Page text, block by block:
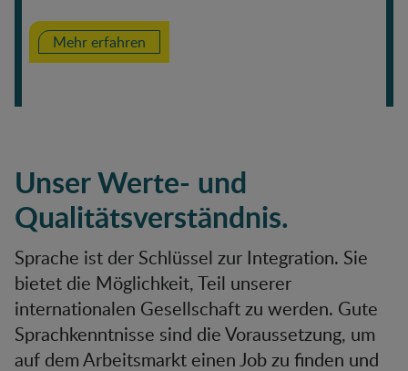
Mehr erfahren
Unser Werte- und
Qualitätsverständnis.
Sprache ist der Schlüssel zur Integration. Sie
bietet die Möglichkeit, Teil unserer
internationalen Gesellschaft zu werden. Gute
Sprachkenntnisse sind die Voraussetzung, um
auf dem Arbeitsmarkt einen Job zu finden und